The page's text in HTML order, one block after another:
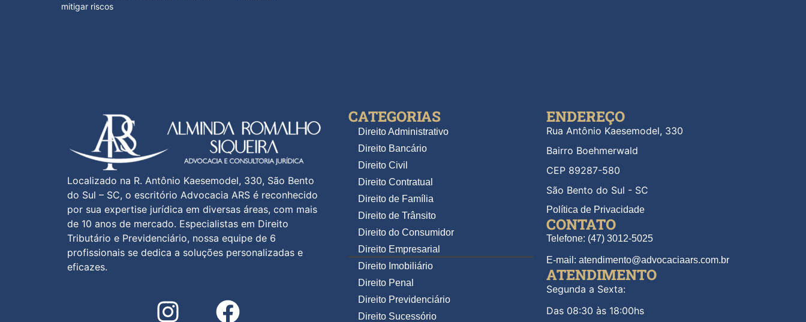
mitigar riscos
Localizado na R. Antônio Kaesemodel, 330, São Bento
do Sul – SC, o escritório Advocacia ARS é reconhecido
por sua expertise jurídica em diversas áreas, com mais
de 10 anos de mercado. Especialistas em Direito
Tributário e Previdenciário, nossa equipe de 6
profissionais se dedica a soluções personalizadas e
eficazes.
CATEGORIAS
Direito Administrativo
Direito Bancário
Direito Civil
Direito Contratual
Direito de Família
Direito de Trânsito
Direito do Consumidor
Direito Empresarial
Direito Imobiliário
Direito Penal
Direito Previdenciário
Direito Sucessório
ENDEREÇO
Rua Antônio Kaesemodel, 330
Bairro Boehmerwald
CEP 89287-580
São Bento do Sul - SC
Política de Privacidade
CONTATO
Telefone: (47) 3012-5025
E-mail: atendimento@advocaciaars.com.br
ATENDIMENTO
Segunda a Sexta:
Das 08:30 às 18:00hs